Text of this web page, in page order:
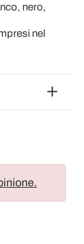
nero,
nel